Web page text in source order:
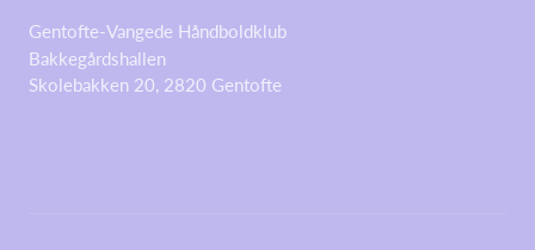
Gentofte-Vangede Håndboldklub
Bakkegårdshallen
Skolebakken 20, 2820 Gentofte